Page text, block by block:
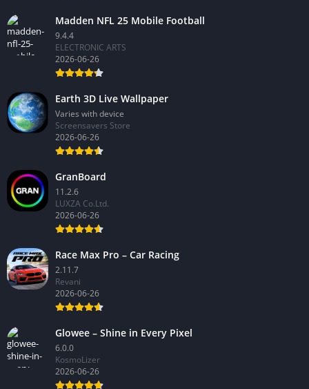
Madden NFL 25 Mobile Football
9.4.4
ELECTRONIC ARTS
2026-06-26
Earth 3D Live Wallpaper
Varies with device
Screensavers Store
2026-06-26
GranBoard
11.2.6
LUXZA Co.Ltd.
2026-06-26
Race Max Pro – Car Racing
2.11.7
Revani
2026-06-26
Glowee – Shine in Every Pixel
6.0.0
KosmoLizer
2026-06-26